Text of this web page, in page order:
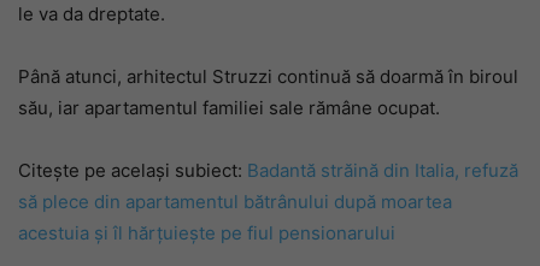
le va da dreptate.
Până atunci, arhitectul Struzzi continuă să doarmă în biroul
său, iar apartamentul familiei sale rămâne ocupat.
Citește pe același subiect: Badantă străină din Italia, refuză
să plece din apartamentul bătrânului după moartea
acestuia și îl hărțuiește pe fiul pensionarului